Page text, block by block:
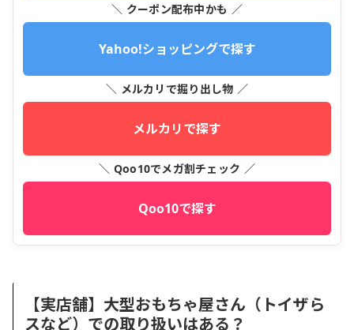
＼ クーポン配布中かも ／
Yahoo!ショッピングで探す
＼ メルカリで掘り出し物 ／
メルカリで探す
＼ Qoo10でメガ割チェック ／
Qoo10で探す
【実店舗】大型おもちゃ屋さん（トイザら
スなど）での取り扱いはある？